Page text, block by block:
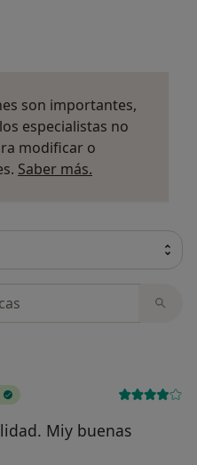
son importantes,
especialistas no
modificar o
Saber más.
Miy buenas